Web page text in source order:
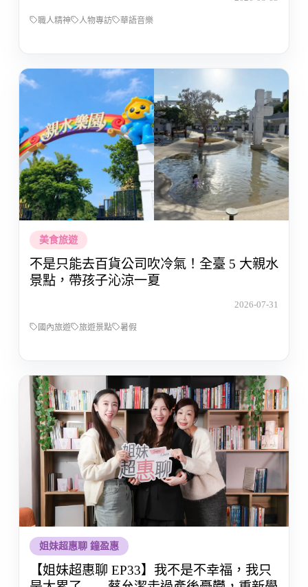
職人精神 人物專訪 華語音樂
美食旅遊
不是只能去百貨公司吹冷氣！全臺 5 大親水
景點，帶孩子沁涼一夏
2026-07-31
國內旅遊 旅遊景點 暑假
姐妹超惠聊 鐘盈惠
【姐妹超惠聊 EP33】我不是不幸福，我只